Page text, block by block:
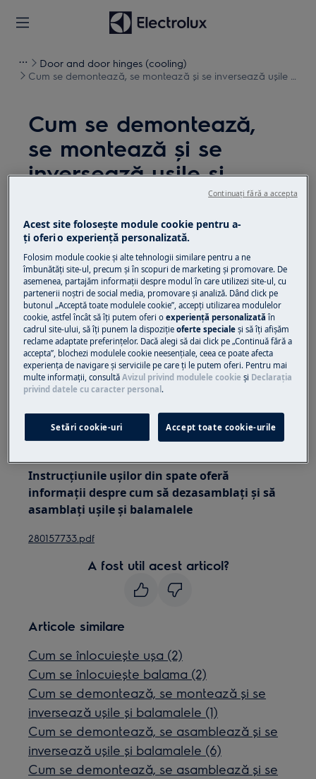
Door and door hinges (cooling)
Cum se demontează, se montează și se inversează ușile și
Cum se demontează,
se montează și se
inversează ușile și
Soluție
Înainte de orice operațiune de întreținere, dezactivați
aparatul și deconectați ștecherul de lapriză.
Aveți întotdeauna grijă când mutați aparatele,
pentru aparatele grele este necesar să le mutați
două persoane.
Folosiți întotdeauna mănuși de siguranță și
încălțăminte închisă.
Vă rugăm să rețineți că autorepararea sau reparația
neprofesională poate avea consecințe de siguranță
Instrucțiunile ușilor din spate oferă
informații despre cum să dezasamblați și să
asamblați ușile și balamalele
280157733.pdf
A fost util acest articol?
Articole similare
Cum se înlocuiește ușa (2)
Cum se înlocuiește balama (2)
Cum se demontează, se montează și se
inversează ușile și balamalele (1)
Cum se demontează, se asamblează și se
inversează ușile și balamalele (6)
Cum se demontează, se asamblează și se
Acest site folosește module cookie pentru a-
ţi oferi o experienţă personalizată.
Folosim module cookie și alte tehnologii similare pentru a ne
îmbunătăţi site-ul, precum și în scopuri de marketing și promovare. De
asemenea, partajăm informaţii despre modul în care utilizezi site-ul, cu
partenerii noștri de social media, promovare și analiză. Dând click pe
butonul „Acceptă toate modulele cookie”, accepţi utilizarea modulelor
cookie, astfel încât să îţi putem oferi oexperienţă personalizată în
cadrul site-ului, să îţi punem la dispoziţieoferte speciale și să îţi afișăm
reclame adaptate preferinţelor. Dacă alegi să dai click pe „Continuă fără a
accepta”, blochezi modulele cookie neesenţiale, ceea ce poate afecta
experienţa de navigare și serviciile pe care ţi le putem oferi. Pentru mai
multe informaţii, consultăAvizul privind modulele cookie și Declaraţia
privind datele cu caracter personal .
Setări cookie-uri Accept toate cookie-urile
Continuați fără a accepta